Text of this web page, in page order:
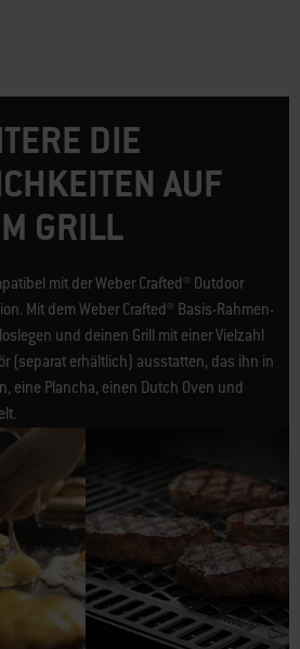
DIE
AUF
GRILL
mit der Weber Crafted® Outdoor
Mit dem Weber Crafted® Basis-Rahmen-
und deinen Grill mit einer Vielzahl
(separat erhältlich) ausstatten, das ihn in
eine Plancha, einen Dutch Oven und